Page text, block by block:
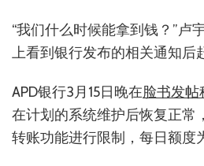
“我们什么时候能拿到钱？”卢
上看到银行发布的相关通知后
APD银行3月15日晚在脸书发帖
在计划的系统维护后恢复正常
转账功能进行限制，每日额度